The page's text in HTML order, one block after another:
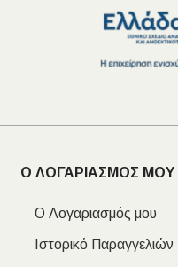
Ο ΛΟΓΑΡΙΑΣΜΟΣ ΜΟΥ
Ο Λογαριασμός μου
Ιστορικό Παραγγελιών